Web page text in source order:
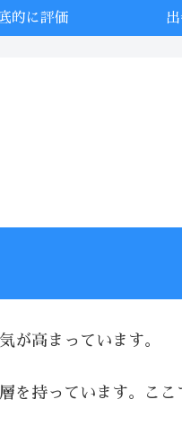
的に評価
が高まっています。
を持っています。ここ